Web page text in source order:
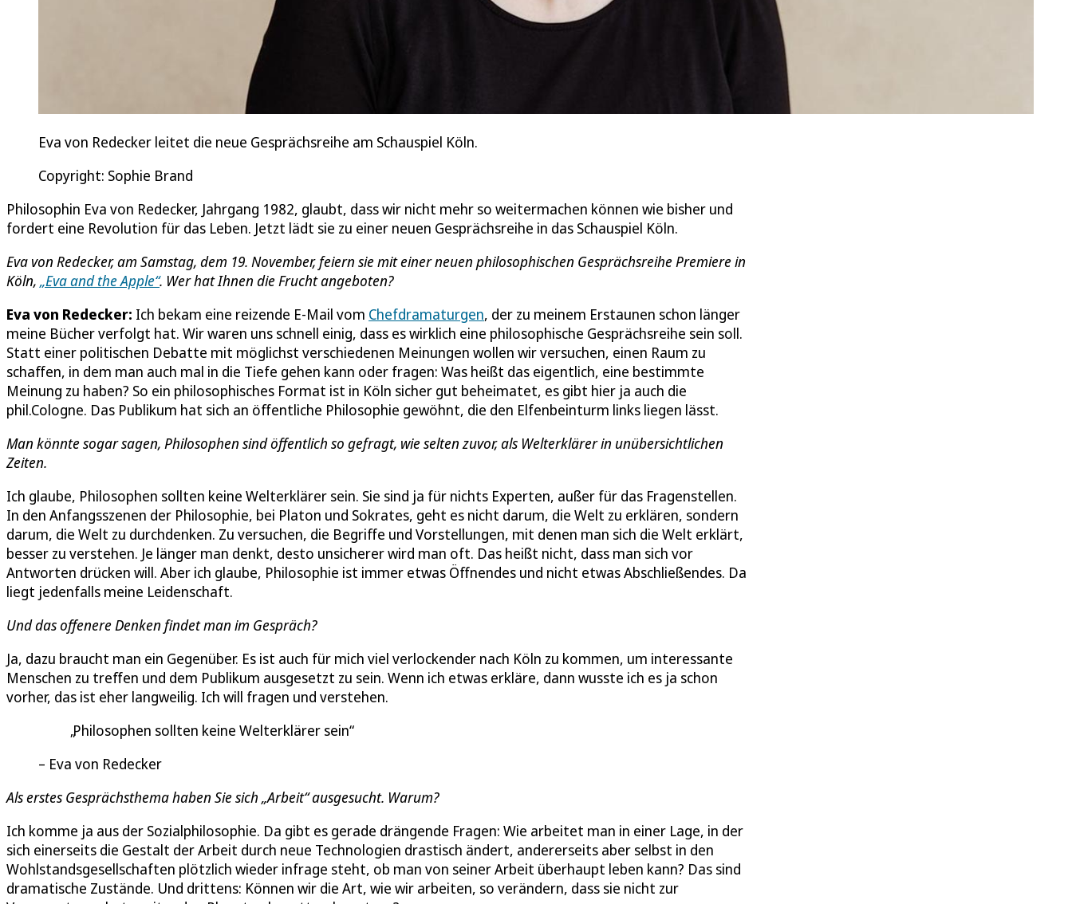
Eva von Redecker leitet die neue Gesprächsreihe am Schauspiel Köln.
Copyright: Sophie Brand
Philosophin Eva von Redecker, Jahrgang 1982, glaubt, dass wir nicht mehr so weitermachen können wie bisher und
fordert eine Revolution für das Leben. Jetzt lädt sie zu einer neuen Gesprächsreihe in das Schauspiel Köln.
Eva von Redecker, am Samstag, dem 19. November, feiern sie mit einer neuen philosophischen Gesprächsreihe Premiere in
Köln, „Eva and the Apple“. Wer hat Ihnen die Frucht angeboten?
Eva von Redecker: Ich bekam eine reizende E-Mail vom Chefdramaturgen, der zu meinem Erstaunen schon länger
meine Bücher verfolgt hat. Wir waren uns schnell einig, dass es wirklich eine philosophische Gesprächsreihe sein soll.
Statt einer politischen Debatte mit möglichst verschiedenen Meinungen wollen wir versuchen, einen Raum zu
schaffen, in dem man auch mal in die Tiefe gehen kann oder fragen: Was heißt das eigentlich, eine bestimmte
Meinung zu haben? So ein philosophisches Format ist in Köln sicher gut beheimatet, es gibt hier ja auch die
phil.Cologne. Das Publikum hat sich an öffentliche Philosophie gewöhnt, die den Elfenbeinturm links liegen lässt.
Man könnte sogar sagen, Philosophen sind öffentlich so gefragt, wie selten zuvor, als Welterklärer in unübersichtlichen
Zeiten.
Ich glaube, Philosophen sollten keine Welterklärer sein. Sie sind ja für nichts Experten, außer für das Fragenstellen.
In den Anfangsszenen der Philosophie, bei Platon und Sokrates, geht es nicht darum, die Welt zu erklären, sondern
darum, die Welt zu durchdenken. Zu versuchen, die Begriffe und Vorstellungen, mit denen man sich die Welt erklärt,
besser zu verstehen. Je länger man denkt, desto unsicherer wird man oft. Das heißt nicht, dass man sich vor
Antworten drücken will. Aber ich glaube, Philosophie ist immer etwas Öffnendes und nicht etwas Abschließendes. Da
liegt jedenfalls meine Leidenschaft.
Und das offenere Denken findet man im Gespräch?
Ja, dazu braucht man ein Gegenüber. Es ist auch für mich viel verlockender nach Köln zu kommen, um interessante
Menschen zu treffen und dem Publikum ausgesetzt zu sein. Wenn ich etwas erkläre, dann wusste ich es ja schon
vorher, das ist eher langweilig. Ich will fragen und verstehen.
Philosophen sollten keine Welterklärer sein
Eva von Redecker
Als erstes Gesprächsthema haben Sie sich „Arbeit“ ausgesucht. Warum?
Ich komme ja aus der Sozialphilosophie. Da gibt es gerade drängende Fragen: Wie arbeitet man in einer Lage, in der
sich einerseits die Gestalt der Arbeit durch neue Technologien drastisch ändert, andererseits aber selbst in den
Wohlstandsgesellschaften plötzlich wieder infrage steht, ob man von seiner Arbeit überhaupt leben kann? Das sind
dramatische Zustände. Und drittens: Können wir die Art, wie wir arbeiten, so verändern, dass sie nicht zur